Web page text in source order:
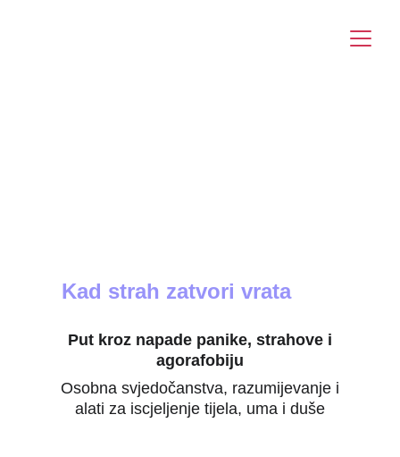
Kad strah zatvori vrata
Put kroz napade panike, strahove i
agorafobiju
Osobna svjedočanstva, razumijevanje i
alati za iscjeljenje tijela, uma i duše